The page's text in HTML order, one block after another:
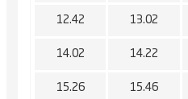
12.42 13.02
14.02 14.22
15.26 15.46